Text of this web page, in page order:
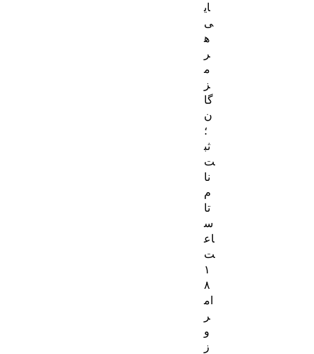
ای
ی
ه
ر
م
ز
گا
ن
؛
ثب
ت‌
نا
م
تا
س
اع
ت
۱
۸
ام
ر
و
ز